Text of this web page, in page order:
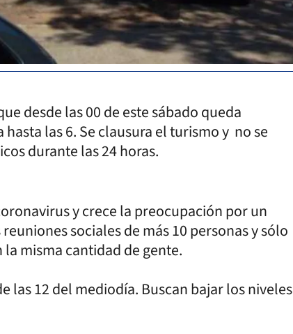
desde las 00 de este sábado queda
las 6. Se clausura el turismo y no se
durante las 24 horas.
y crece la preocupación por un
sociales de más 10 personas y sólo
misma cantidad de gente.
las 12 del mediodía. Buscan bajar los niveles